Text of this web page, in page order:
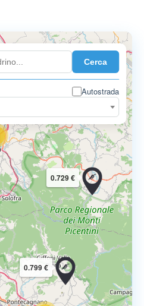
Cerca
Autostrada
0.799 €
0.729 €